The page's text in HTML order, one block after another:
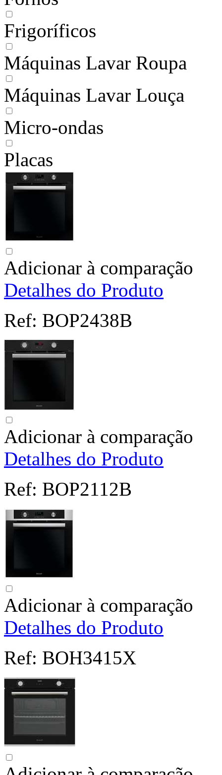
Frigoríficos
Máquinas Lavar Roupa
Máquinas Lavar Louça
Micro-ondas
Placas
Adicionar à comparação
Detalhes do Produto
Ref: BOP2438B
Adicionar à comparação
Detalhes do Produto
Ref: BOP2112B
Adicionar à comparação
Detalhes do Produto
Ref: BOH3415X